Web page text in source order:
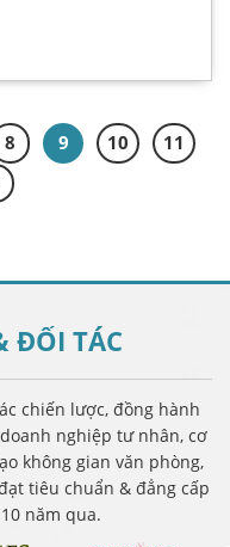
8 9 10
11
ĐỐI TÁC
chiến lược, đồng hành
doanh nghiệp tư nhân, cơ
không gian văn phòng,
tiêu chuẩn & đẳng cấp
năm qua.